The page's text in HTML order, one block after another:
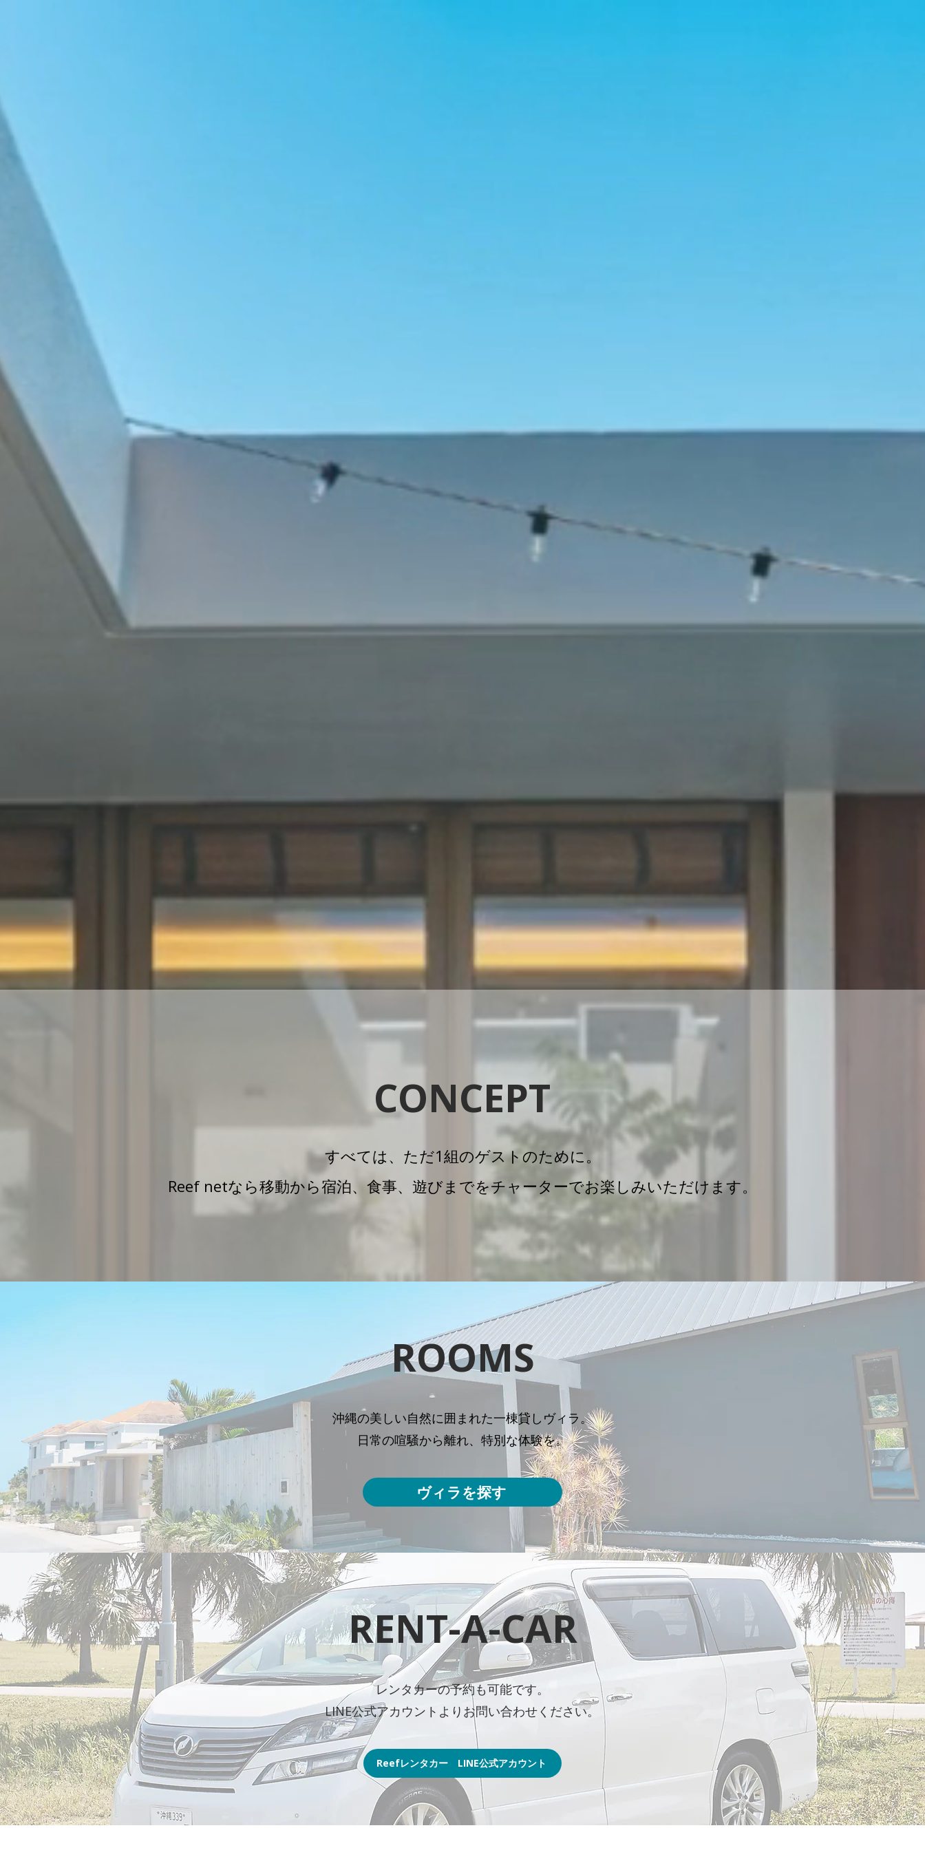
CONCEPT
すべては、ただ1組のゲストのために。
Reef netなら移動から宿泊、食事、遊びまでをチャーターでお楽しみいただけます。​
ROOMS
沖縄の美しい自然に囲まれた一棟貸しヴィラ。
日常の喧騒から離れ、​特別な体験を。
ヴィラを探す
RENT-A-CAR
レンタカーの予約も可能です。
​LINE公式アカウントよりお問い合わせください。
Reefレンタカー LINE公式アカウント